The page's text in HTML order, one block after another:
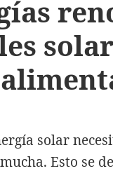
solar
Esto se